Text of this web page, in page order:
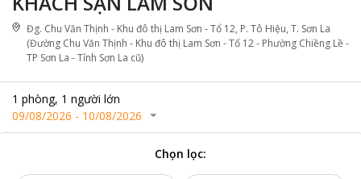
Đg. Chu Văn Thịnh - Khu đô thị Lam Sơn - Tổ 12, P. Tô Hiệu, T. Sơn La
(Đường Chu Văn Thịnh - Khu đô thị Lam Sơn - Tổ 12 - Phường Chiềng Lề -
TP Sơn La - Tỉnh Sơn La cũ)
1 phòng, 1 người lớn
09/08/2026 - 10/08/2026
Chọn lọc: